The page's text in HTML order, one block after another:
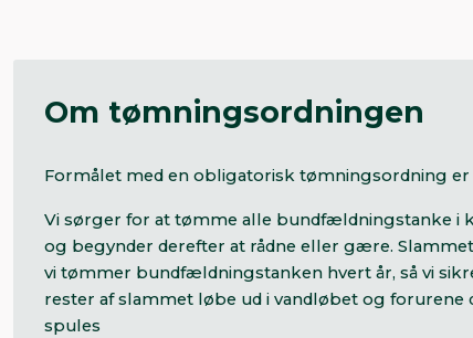
Om tømningsordningen
Formålet med en obligatorisk tømningsordning
Vi sørger for at tømme alle bundfældningstanke i
og begynder derefter at rådne eller gære.
vi tømmer bundfældningstanken hvert år, så vi
rester af slammet løbe ud i vandløbet og
spules